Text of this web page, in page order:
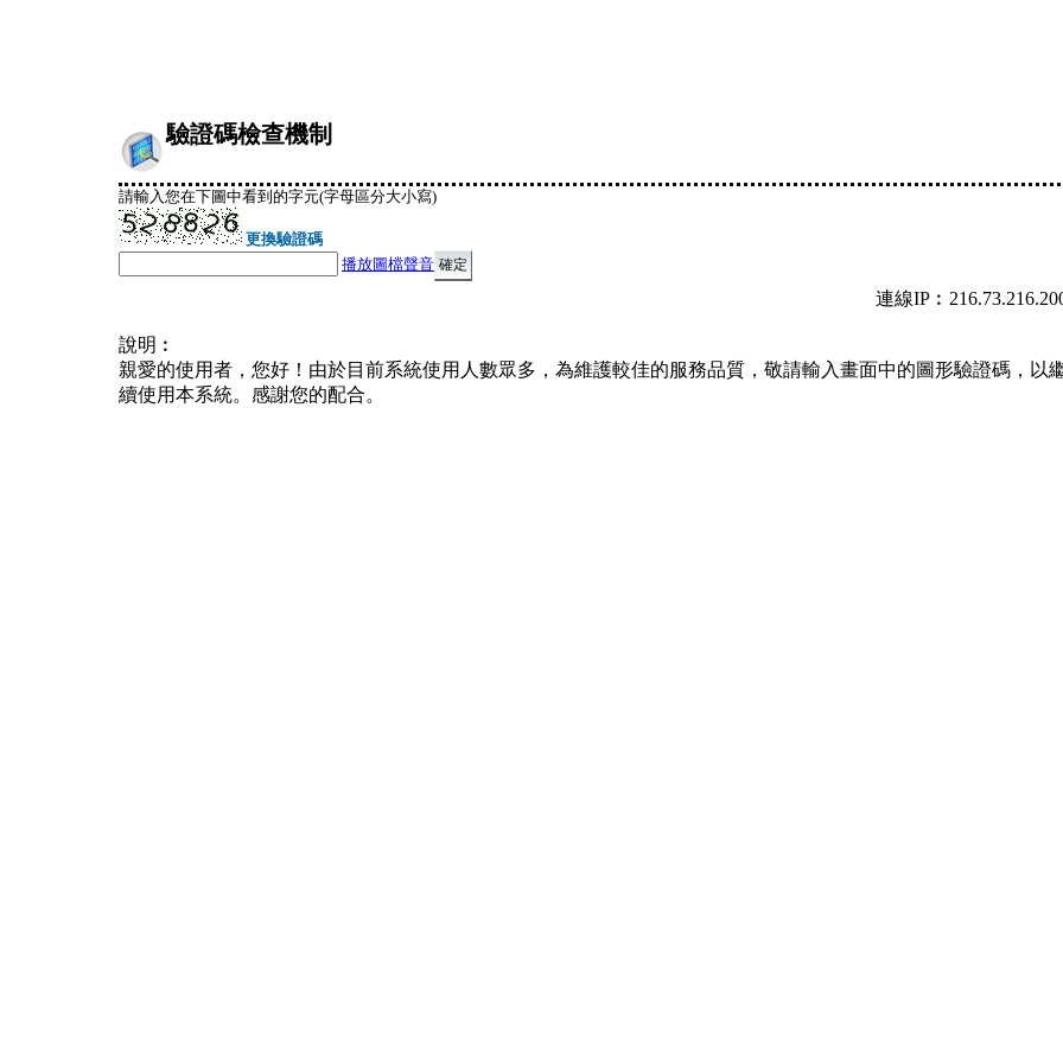
驗證碼檢查機制
請輸入您在下圖中看到的字元(字母區分大小寫)
更換驗證碼
播放圖檔聲音
連線
說明︰
親愛的使用者，您好！由於目前系統使用人數眾多，為維護較佳的服務品質，敬請輸入畫面中的圖形驗證碼，以
續使用本系統。感謝您的配合。